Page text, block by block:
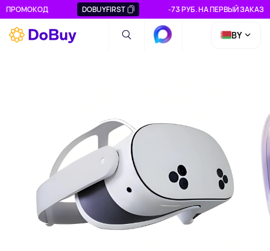
ПРОМОКОД DOBUYFIRST -73 РУБ. НА ПЕРВЫЙ ЗАКАЗ
BY